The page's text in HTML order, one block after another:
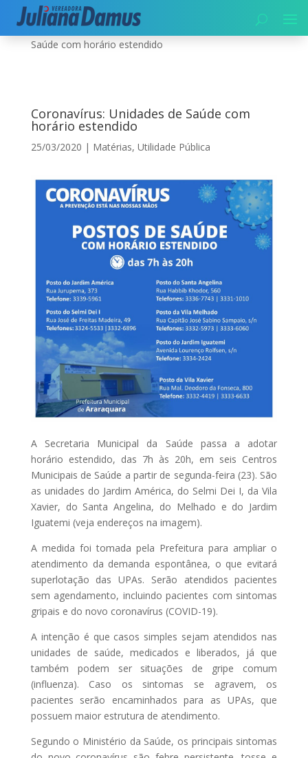
Início|Utilidade Pública|
Coronavírus: Unidades de
Saúde com horário estendido
Coronavírus: Unidades de Saúde com
horário estendido
25/03/2020 | Matérias, Utilidade Pública
A Secretaria Municipal da Saúde passa a adotar
horário estendido, das 7h às 20h, em seis Centros
Municipais de Saúde a partir de segunda-feira (23). São
as unidades do Jardim América, do Selmi Dei I, da Vila
Xavier, do Santa Angelina, do Melhado e do Jardim
Iguatemi (veja endereços na imagem).
A medida foi tomada pela Prefeitura para ampliar o
atendimento da demanda espontânea, o que evitará
superlotação das UPAs. Serão atendidos pacientes
sem agendamento, incluindo pacientes com sintomas
gripais e do novo coronavírus (COVID-19).
A intenção é que casos simples sejam atendidos nas
unidades de saúde, medicados e liberados, já que
também podem ser situações de gripe comum
(influenza). Caso os sintomas se agravem, os
pacientes serão encaminhados para as UPAs, que
possuem maior estrutura de atendimento.
Segundo o Ministério da Saúde, os principais sintomas